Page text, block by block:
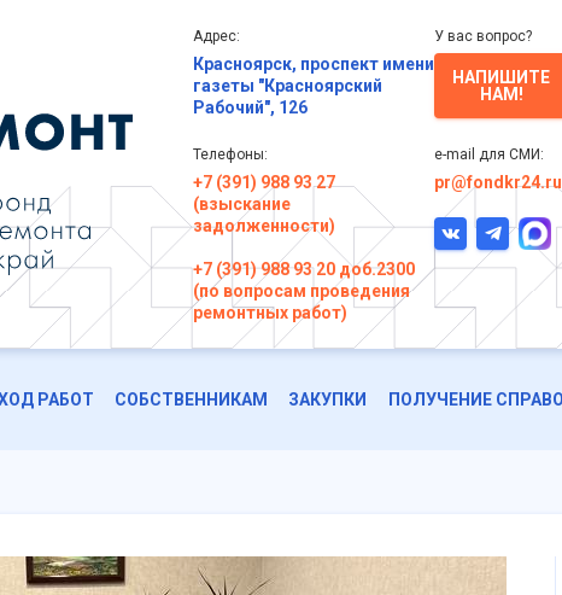
Адрес:
Красноярск, проспект имени
газеты "Красноярский
Рабочий", 126
Телефоны:
+7 (391) 988 93 27
(взыскание
задолженности)
+7 (391) 988 93 20 доб.2300
(по вопросам проведения
ремонтных работ)
У вас вопрос?
НАПИШИТЕ
НАМ!
e-mail для СМИ:
pr@fondkr24.ru
РАБОТ СОБСТВЕННИКАМ ЗАКУПКИ ПОЛУЧЕНИЕ